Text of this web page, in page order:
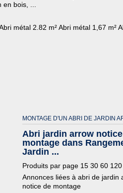
bois, ...
métal 2.82 m² Abri métal 1,67 m²
MONTAGE D'UN ABRI DE JARDIN
Abri jardin arrow notice
montage dans
Jardin ...
Produits par page 15 30 60 120
Annonces liées à abri de jardin
notice de montage